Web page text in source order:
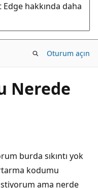
hakkında daha
Oturum açın
Nerede
burda sıkıntı yok
kodumu
ama nerde